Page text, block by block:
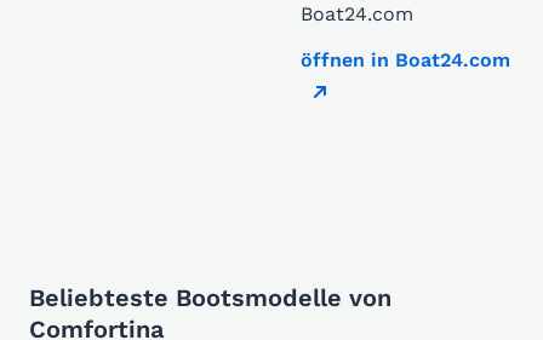
Boat24.com
öffnen in Boat24.com
Beliebteste Bootsmodelle von
Comfortina